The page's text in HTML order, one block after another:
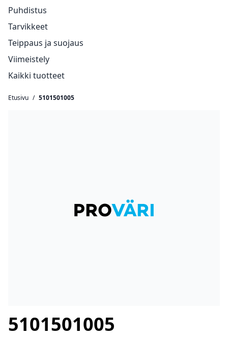
Puhdistus
Tarvikkeet
Teippaus ja suojaus
Viimeistely
Kaikki tuotteet
Etusivu / 5101501005
5101501005